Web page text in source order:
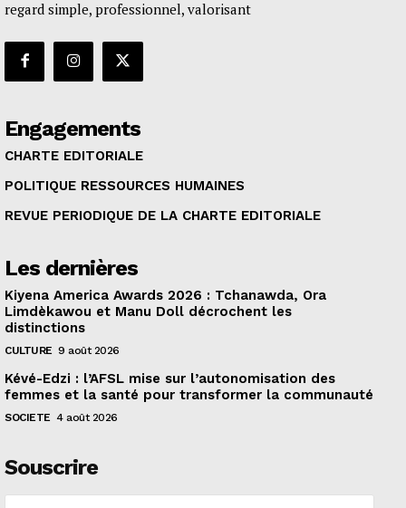
regard simple, professionnel, valorisant
Engagements
CHARTE EDITORIALE
POLITIQUE RESSOURCES HUMAINES
REVUE PERIODIQUE DE LA CHARTE EDITORIALE
Les dernières
Kiyena America Awards 2026 : Tchanawda, Ora
Limdèkawou et Manu Doll décrochent les
distinctions
CULTURE 9 août 2026
Kévé-Edzi : l’AFSL mise sur l’autonomisation des
femmes et la santé pour transformer la communauté
SOCIETE 4 août 2026
Souscrire